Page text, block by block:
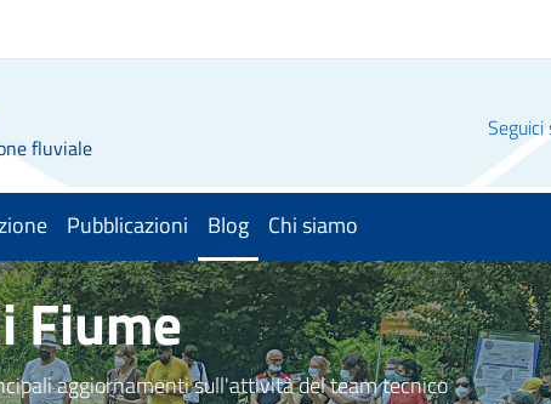
fluviale
Seguici
Pubblicazioni Blog
menu selezionato
Chi siamo
Fiume
aggiornamenti sull'attività del team tecnico